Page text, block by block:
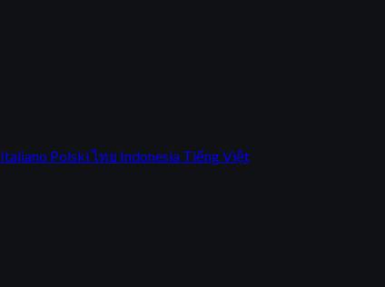
Italiano Polskiไทย Indonesia Tiếng Việt